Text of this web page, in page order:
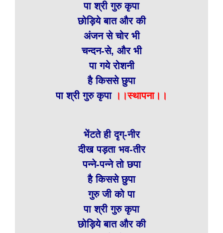
पा श्री गुरु कृपा
छोड़िये बात और की
अंजन से चोर भी
चन्दन-से, और भी
पा गये रोशनी
है किससे छुपा
पा श्री गुरु कृपा ।।स्थापना।।
भेंटते ही दृग्-नीर
दीख पड़ता भव-तीर
पन्ने-पन्ने तो छपा
है किससे छुपा
गुरु जी को पा
पा श्री गुरु कृपा
छोड़िये बात और की